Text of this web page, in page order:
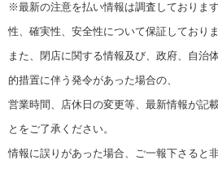
※最新の注意を払い情報は調査しておりま
性、確実性、安全性について保証しておりま
また、閉店に関する情報及び、政府、自治
的措置に伴う発令があった場合の、
営業時間、店休日の変更等、最新情報が記
とをご了承ください。
情報に誤りがあった場合、ご一報下さると